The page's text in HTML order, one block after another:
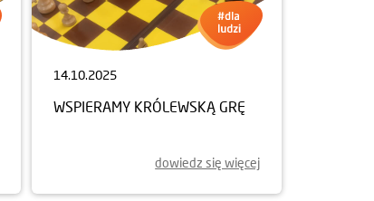
14.10.2025
WSPIERAMY KRÓLEWSKĄ GRĘ
dowiedz się więcej